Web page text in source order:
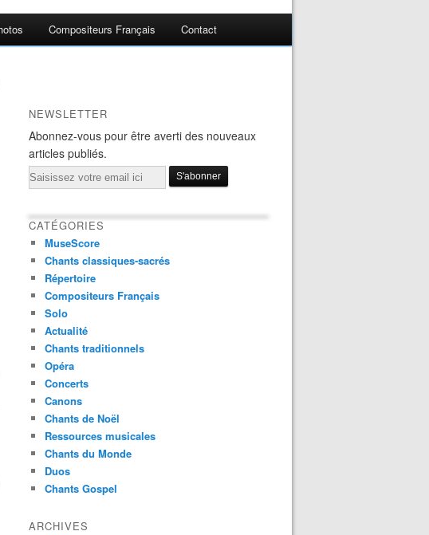
Compositeurs Français Contact
NEWSLETTER
Abonnez-vous pour être averti des nouveaux
articles publiés.
Email
CATÉGORIES
MuseScore
Chants classiques-sacrés
Répertoire
Compositeurs Français
Solo
Actualité
Chants traditionnels
Opéra
Concerts
Canons
Chants de Noël
Ressources musicales
Chants du Monde
Duos
Chants Gospel
ARCHIVES